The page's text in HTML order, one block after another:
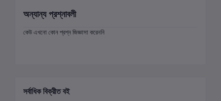
অন্যান্য প্রশ্নাবলী
কেউ এখনো কোন প্রশ্ন জিজ্ঞাসা করেননি
সর্বাধিক বিক্রীত বই